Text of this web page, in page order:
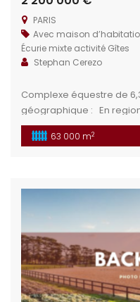
PARIS
Avec maison
Écurie mixte activité Gîtes
Stephan Cerezo
Complexe équestre de
géographique : En
au sud de PARIS par voie
proximité Logements :
63 000 m2